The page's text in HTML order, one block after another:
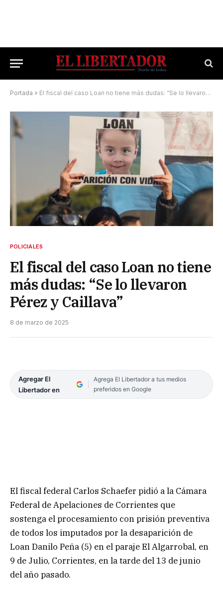
Portada » El fiscal del caso Loan no tiene más dudas: “Se lo llevaron Pérez y Caillava”
POLICIALES
El fiscal del caso Loan no tiene
más dudas: “Se lo llevaron
Pérez y Caillava”
8 de marzo de 2025
Agregar El
Libertador en
Agrega El Libertador a tus medios
preferidos en Google
El fiscal federal Carlos Schaefer pidió a la Cámara
Federal de Apelaciones de Corrientes que
sostenga el procesamiento con prisión preventiva
de todos los imputados por la desaparición de
Loan Danilo Peña (5) en el paraje El Algarrobal, en
9 de Julio, Corrientes, en la tarde del 13 de junio
del año pasado.